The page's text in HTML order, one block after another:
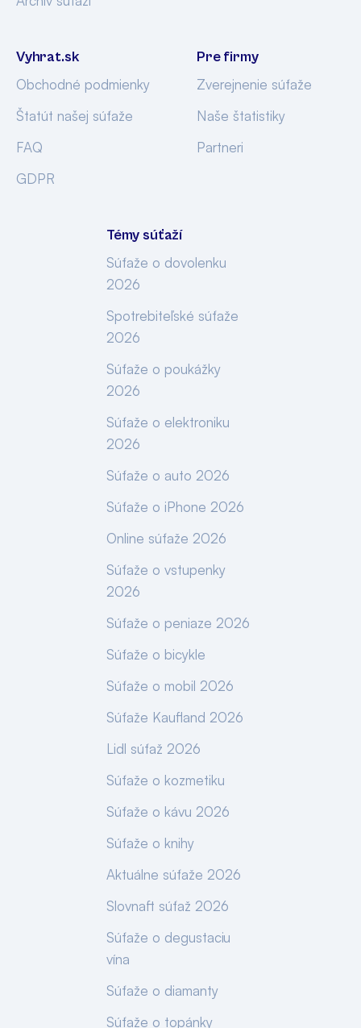
Vyhrat.sk
Obchodné podmienky
Štatút našej súťaže
FAQ
GDPR
Pre firmy
Zverejnenie súťaže
Naše štatistiky
Partneri
Témy súťaží
Súťaže o dovolenku
2026
Spotrebiteľské súťaže
2026
Súťaže o poukážky
2026
Súťaže o elektroniku
2026
Súťaže o auto 2026
Súťaže o iPhone 2026
Online súťaže 2026
Súťaže o vstupenky
2026
Súťaže o peniaze 2026
Súťaže o bicykle
Súťaže o mobil 2026
Súťaže Kaufland 2026
Lidl súťaž 2026
Súťaže o kozmetiku
Súťaže o kávu 2026
Súťaže o knihy
Aktuálne súťaže 2026
Slovnaft súťaž 2026
Súťaže o degustaciu
vína
Súťaže o diamanty
Súťaže o topánky